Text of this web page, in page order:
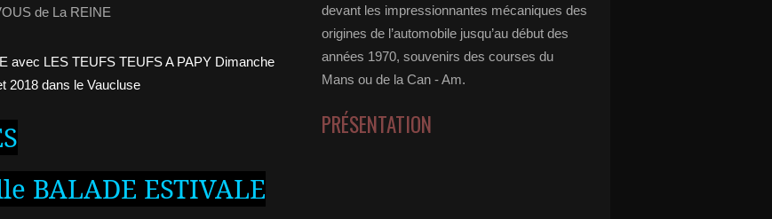
de La REINE
BALADE ESTIVALE
devant les impressionnantes mécaniques des
origines de l’automobile jusqu’au début des
années 1970, souvenirs des courses du
Mans ou de la Can - Am.
PRÉSENTATION